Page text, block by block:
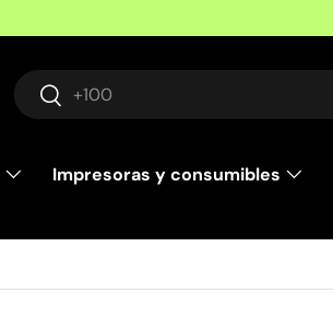
Buscar
Buscar
Impresoras y consumibles